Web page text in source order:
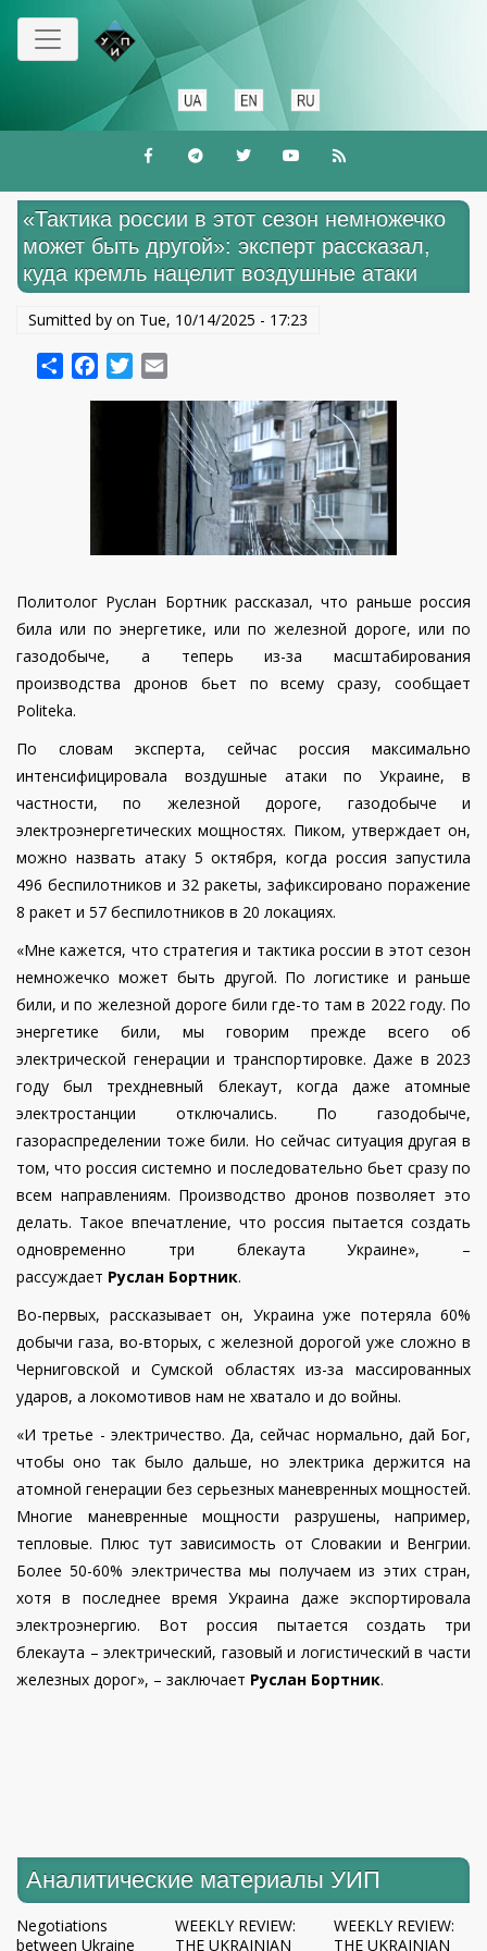
Skip
main
«Тактика россии в этот сезон немножечко
может быть другой»: эксперт рассказал,
куда кремль нацелит воздушные атаки
Sumitted by on Tue, 10/14/2025 - 17:23
ShareFacebookTwitter
Политолог Руслан Бортник рассказал, что раньше россия
била или по энергетике, или по железной дороге, или по
газодобыче, а теперь из-за масштабирования
производства дронов бьет по всему сразу, сообщает
Politeka.
По словам эксперта, сейчас россия максимально
интенсифицировала воздушные атаки по Украине, в
частности, по железной дороге, газодобыче и
электроэнергетических мощностях. Пиком, утверждает он,
можно назвать атаку 5 октября, когда россия запустила
496 беспилотников и 32 ракеты, зафиксировано поражение
8 ракет и 57 беспилотников в 20 локациях.
«Мне кажется, что стратегия и тактика россии в этот сезон
немножечко может быть другой. По логистике и раньше
били, и по железной дороге били где-то там в 2022 году. По
энергетике били, мы говорим прежде всего об
электрической генерации и транспортировке. Даже в 2023
году был трехдневный блекаут, когда даже атомные
электростанции отключались. По газодобыче,
газораспределении тоже били. Но сейчас ситуация другая в
том, что россия системно и последовательно бьет сразу по
всем направлениям. Производство дронов позволяет это
делать. Такое впечатление, что россия пытается создать
одновременно три блекаута Украине», –
рассуждает Руслан Бортник.
Во-первых, рассказывает он, Украина уже потеряла 60%
добычи газа, во-вторых, с железной дорогой уже сложно в
Черниговской и Сумской областях из-за массированных
ударов, а локомотивов нам не хватало и до войны.
«И третье - электричество. Да, сейчас нормально, дай Бог,
чтобы оно так было дальше, но электрика держится на
атомной генерации без серьезных маневренных мощностей.
Многие маневренные мощности разрушены, например,
тепловые. Плюс тут зависимость от Словакии и Венгрии.
Более 50-60% электричества мы получаем из этих стран,
хотя в последнее время Украина даже экспортировала
электроэнергию. Вот россия пытается создать три
блекаута – электрический, газовый и логистический в части
железных дорог», – заключает Руслан Бортник.
Аналитические материалы УИП
Negotiations
between Ukraine
WEEKLY REVIEW:
THE UKRAINIAN
WEEKLY REVIEW:
THE UKRAINIAN